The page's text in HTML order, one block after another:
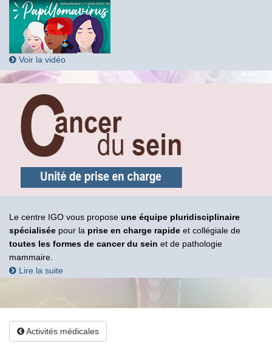
Voir la vidéo
Le centre IGO vous propose une équipe pluridisciplinaire
spécialisée pour la prise en charge rapide et collégiale de
toutes les formes de cancer du sein et de pathologie
mammaire.
Lire la suite
Activités médicales